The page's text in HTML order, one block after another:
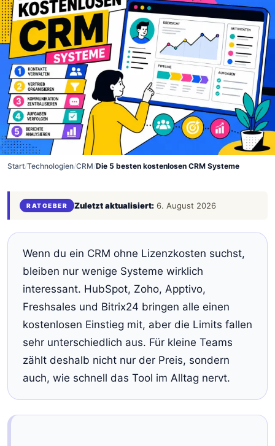
Start/Technologien/CRM/Die 5 besten kostenlosen CRM Systeme
RATGEBER Zuletzt aktualisiert: 6. August 2026
Wenn du ein CRM ohne Lizenzkosten suchst,
bleiben nur wenige Systeme wirklich
interessant. HubSpot, Zoho, Apptivo,
Freshsales und Bitrix24 bringen alle einen
kostenlosen Einstieg mit, aber die Limits fallen
sehr unterschiedlich aus. Für kleine Teams
zählt deshalb nicht nur der Preis, sondern
auch, wie schnell das Tool im Alltag nervt.